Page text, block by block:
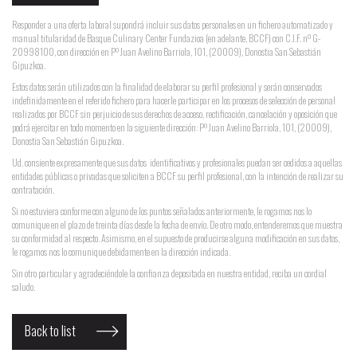
Responder a una oferta laboral supondrá incluir sus datos personales en un fichero automatizado y
manual titularidad de Basque Culinary Center Fundazioa (en adelante, BCCF) con C.I.F. nº G-
20998100, con dirección en Pº Juan Avelino Barriola, 101, (20009), Donostia San Sebastián
Gipuzkoa.
Estos datos serán utilizados con la finalidad de elaborar su perfil profesional y serán conservados
indefinidamente en el referido fichero para hacerle participar en los procesos de selección de personal
realizados por BCCF sin perjuicio de sus derechos de acceso, rectificación, cancelación y oposición que
podrá ejercitar en todo momento en la siguiente dirección: Pº Juan Avelino Barriola, 101, (20009),
Donostia San Sebastián Gipuzkoa.
Ud. consiente expresamente que sus datos identificativos y profesionales puedan ser cedidos a aquellas
entidades públicas o privadas que soliciten a BCCF su perfil profesional, con la intención de realizar su
contratación.
Si no estuviera conforme con alguno de los puntos señalados anteriormente, le rogamos nos lo
comunique en el plazo de treinta días desde la fecha de envío. De otro modo, entenderemos que muestra
su conformidad al respecto. Asimismo, en el supuesto de producirse alguna modificación en sus datos,
le rogamos nos lo comunique debidamente en la dirección indicada.
Sin otro particular y agradeciéndole la confianza depositada en nuestra entidad, reciba un cordial
saludo.
Back to list